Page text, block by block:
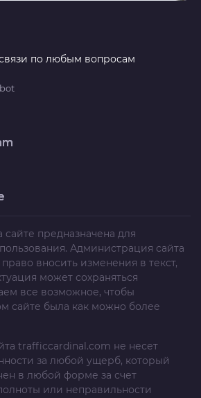
по любым вопросам
предназначена для
Администрация сайта
вносить изменения в текст,
может сохраняться
все возможное, чтобы
сайте была как можно более
trafficcardinal.com не несет
за любой ущерб, который
в любой форме за счет
или неправильности